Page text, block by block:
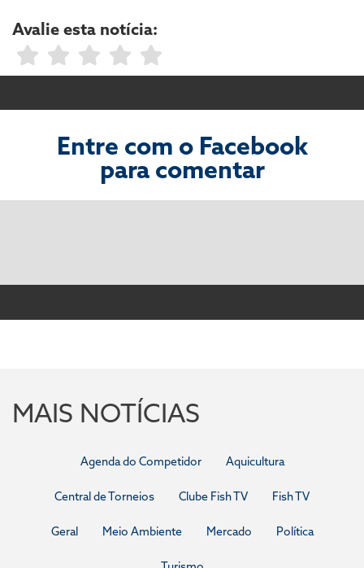
Avalie esta notícia:
Entre com o Facebook
para comentar
MAIS NOTÍCIAS
Agenda do Competidor Aquicultura
Central de Torneios Clube Fish TV Fish TV
Geral Meio Ambiente Mercado Política